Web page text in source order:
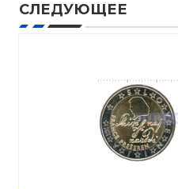
СЛЕДУЮЩЕЕ